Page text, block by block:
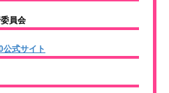
員会
公式サイト